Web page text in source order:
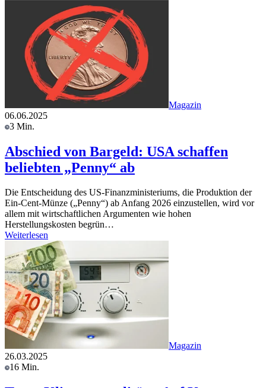
Magazin
06.06.2025
3 Min.
Abschied von Bargeld: USA schaffen
beliebten „Penny“ ab
Die Entscheidung des US-Finanzministeriums, die Produktion der
Ein-Cent-Münze („Penny“) ab Anfang 2026 einzustellen, wird vor
allem mit wirtschaftlichen Argumenten wie hohen
Herstellungskosten begrün…
Weiterlesen
Magazin
26.03.2025
16 Min.